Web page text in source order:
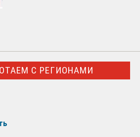
С РЕГИОНАМИ